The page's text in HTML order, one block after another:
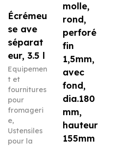
Écrémeu
se ave
séparat
eur, 3.5 l
Equipemen
t et
fournitures
pour
fromageri
e,
Ustensiles
pour la
molle,
rond,
perforé
fin
1,5mm,
avec
fond,
dia.180
mm,
hauteur
155mm